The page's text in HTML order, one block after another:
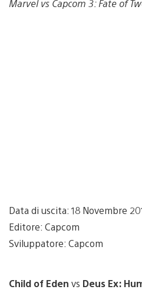
Marvel vs Capcom 3: Fate of
Data di uscita: 18 Novembre
Editore: Capcom
Sviluppatore: Capcom
Child of Eden vs Deus Ex: